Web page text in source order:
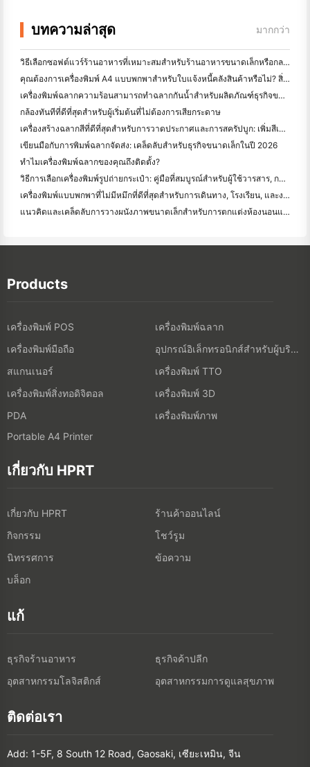
บทความล่าสุด มากกว่า
วิธีเลือกซอฟต์แวร์ร้านอาหารที่เหมาะสมสำหรับร้านอาหารขนาดเล็กหรือกลางของคุณ
คุณต้องการเครื่องพิมพ์ A4 แบบพกพาสำหรับใบแจ้งหนี้คลังสินค้าหรือไม่? สิ่งที่ทํางานจริง
เครื่องพิมพ์ฉลากความร้อนสามารถทำฉลากกันน้ำสำหรับผลิตภัณฑ์ธุรกิจขนาดเล็กได้หรือไม่?
กล้องทันทีที่ดีที่สุดสําหรับผู้เริ่มต้นที่ไม่ต้องการเสียกระดาษ
เครื่องสร้างฉลากสีที่ดีที่สุดสําหรับการวาดประกาศและการสครัปบูก: เพิ่มสีเพิ่มเติมในทุกหน้า
เขียนมือกับการพิมพ์ฉลากจัดส่ง: เคล็ดลับสําหรับธุรกิจขนาดเล็กในปี 2026
ทำไมเครื่องพิมพ์ฉลากของคุณถึงติดตั้ง?
วิธีการเลือกเครื่องพิมพ์รูปถ่ายกระเป๋า: คู่มือที่สมบูรณ์สําหรับผู้ใช้วารสาร, การเดินทาง, และ iPhone
เครื่องพิมพ์แบบพกพาที่ไม่มีหมึกที่ดีที่สุดสําหรับการเดินทาง, โรงเรียน, และงานมือถือ: Hanin MT620 Pro รีวิว
แนวคิดและเคล็ดลับการวางผนังภาพขนาดเล็กสำหรับการตกแต่งห้องนอนและห้องพัก
Products
เครื่องพิมพ์ POS
เครื่องพิมพ์ฉลาก
เครื่องพิมพ์มือถือ
อุปกรณ์อิเล็กทรอนิกส์สำหรับผู้บริโภค
สแกนเนอร์
เครื่องพิมพ์ TTO
เครื่องพิมพ์สิ่งทอดิจิตอล
เครื่องพิมพ์ 3D
PDA
เครื่องพิมพ์ภาพ
Portable A4 Printer
เกี่ยวกับ HPRT
เกี่ยวกับ HPRT
ร้านค้าออนไลน์
กิจกรรม
โชว์รูม
นิทรรศการ
ข้อความ
บล็อก
แก้
ธุรกิจร้านอาหาร
ธุรกิจค้าปลีก
อุตสาหกรรมโลจิสติกส์
อุตสาหกรรมการดูแลสุขภาพ
ติดต่อเรา
Add: 1-5F, 8 South 12 Road, Gaosaki, เซียะเหมิน, จีน